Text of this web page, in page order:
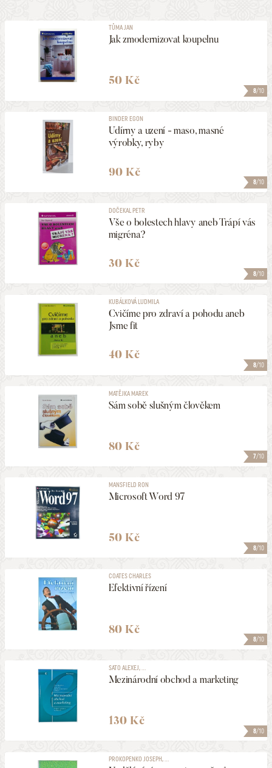
8/10
TŮMA JAN
Jak zmodernizovat koupelnu
50 Kč
8/10
BINDER EGON
Udírny a uzení - maso, masné
výrobky, ryby
90 Kč
8/10
DOČEKAL PETR
Vše o bolestech hlavy aneb Trápí vás
migréna?
30 Kč
8/10
KUBÁLKOVÁ LUDMILA
Cvičíme pro zdraví a pohodu aneb
Jsme fit
40 Kč
7/10
MATĚJKA MAREK
Sám sobě slušným člověkem
80 Kč
8/10
MANSFIELD RON
Microsoft Word 97
50 Kč
8/10
COATES CHARLES
Efektivní řízení
80 Kč
8/10
SATO ALEXEJ, ...
Mezinárodní obchod a marketing
130 Kč
PROKOPENKO JOSEPH, ...